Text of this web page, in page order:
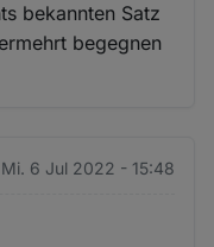
bekannten Satz
begegnen
Mi. 6 Jul 2022 - 15:48